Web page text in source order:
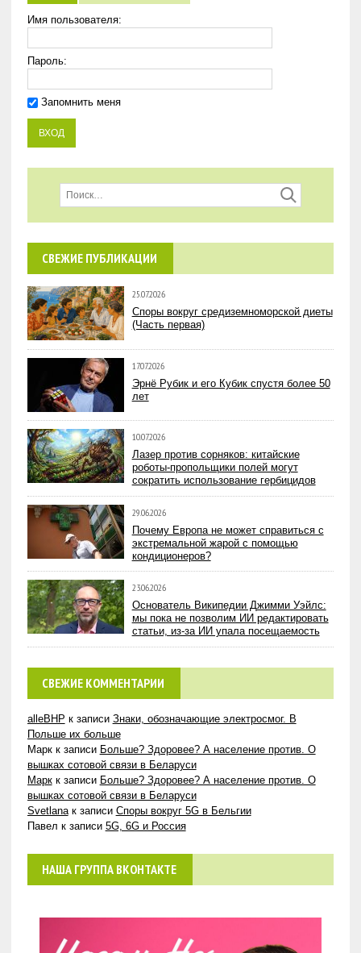
Имя пользователя:
Пароль:
Запомнить меня
СВЕЖИЕ ПУБЛИКАЦИИ
25.07.2026
Споры вокруг средиземноморской диеты
(Часть первая)
17.07.2026
Эрнё Рубик и его Кубик спустя более 50
лет
10.07.2026
Лазер против сорняков: китайские
роботы-пропольщики полей могут
сократить использование гербицидов
29.06.2026
Почему Европа не может справиться с
экстремальной жарой с помощью
кондиционеров?
23.06.2026
Основатель Википедии Джимми Уэйлс:
мы пока не позволим ИИ редактировать
статьи, из-за ИИ упала посещаемость
СВЕЖИЕ КОММЕНТАРИИ
alleBHP к записи Знаки, обозначающие электросмог. В
Польше их больше
Маркк записи Больше? Здоровее? А население против. О
вышках сотовой связи в Беларуси
Маркк записи Больше? Здоровее? А население против. О
вышках сотовой связи в Беларуси
Svetlanaк записи Споры вокруг 5G в Бельгии
Павел к записи 5G, 6G и Россия
НАША ГРУППА ВКОНТАКТЕ